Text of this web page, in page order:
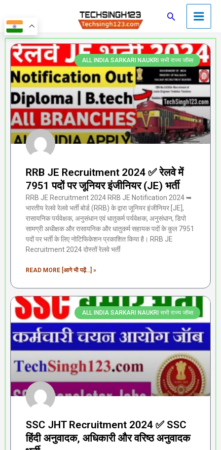
to
content
SearchMain
Menu
ALL INDIA SARKARI NAUKRI सभी राज्य जॉब्स
RRB JE Recruitment 2024 ✅ रेलवे में
7951 पदों पर जूनियर इंजीनियर (JE) भर्ती
RRB JE Recruitment 2024 RRB JE Notification 2024 ➥
भारतीय रेलवे रेलवे भर्ती बोर्ड (RRB) के द्वारा जूनियर इंजीनियर [JE],
रासायनिक पर्यवेक्षक, अनुसंधान एवं धातुकर्म पर्यवेक्षक, अनुसंधान, डिपो
सामग्री अधीक्षक और रासायनिक और धातुकर्म सहायक पदों के कुल 7951
पदों पर भर्ती के लिए नोटिफिकेशन प्रकाशित किया है। RRB JE
Recruitment 2024 दोस्तों रेलवे भर्ती
READ MORE [आगे भी पढ़ें...] »
ALL INDIA SARKARI NAUKRI सभी राज्य जॉब्स
SSC JHT Recruitment 2024 ✅ SSC
हिंदी अनुवादक, अधिकारी और वरिष्ठ अनुवादक
PagePagePagePagePage